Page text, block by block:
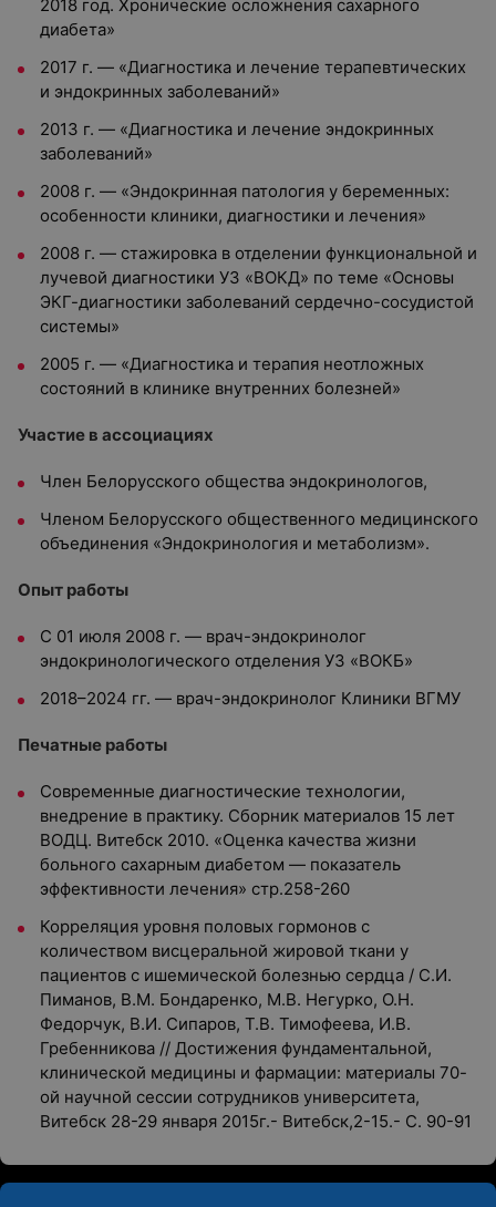
2018 год. Хронические осложнения сахарного
диабета»
2017 г. — «Диагностика и лечение терапевтических
и эндокринных заболеваний»
2013 г. — «Диагностика и лечение эндокринных
заболеваний»
2008 г. — «Эндокринная патология у беременных:
особенности клиники, диагностики и лечения»
2008 г. — стажировка в отделении функциональной и
лучевой диагностики УЗ «ВОКД» по теме «Основы
ЭКГ-диагностики заболеваний сердечно-сосудистой
системы»
2005 г. — «Диагностика и терапия неотложных
состояний в клинике внутренних болезней»
Участие в ассоциациях
Член Белорусского общества эндокринологов,
Членом Белорусского общественного медицинского
объединения «Эндокринология и метаболизм».
Опыт работы
С 01 июля 2008 г. — врач-эндокринолог
эндокринологического отделения УЗ «ВОКБ»
2018–2024 гг. — врач-эндокринолог Клиники ВГМУ
Печатные работы
Современные диагностические технологии,
внедрение в практику. Сборник материалов 15 лет
ВОДЦ. Витебск 2010. «Оценка качества жизни
больного сахарным диабетом — показатель
эффективности лечения» стр.258-260
Корреляция уровня половых гормонов с
количеством висцеральной жировой ткани у
пациентов с ишемической болезнью сердца / С.И.
Пиманов, В.М. Бондаренко, М.В. Негурко, О.Н.
Федорчук, В.И. Сипаров, Т.В. Тимофеева, И.В.
Гребенникова // Достижения фундаментальной,
клинической медицины и фармации: материалы 70-
ой научной сессии сотрудников университета,
Витебск 28-29 января 2015г.- Витебск,2-15.- С. 90-91